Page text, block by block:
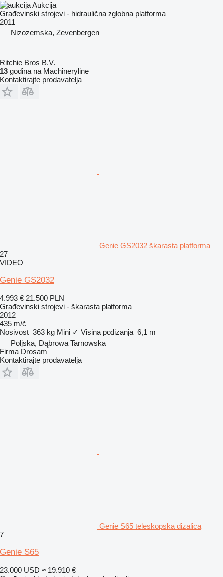
Aukcija
Građevinski strojevi - hidraulična zglobna platforma
2011
Nizozemska, Zevenbergen
Ritchie Bros B.V.
13 godina na Machineryline
Kontaktirajte prodavatelja
Genie GS2032 škarasta platforma
27
VIDEO
Genie GS2032
4.993 € 21.500 PLN
Građevinski strojevi - škarasta platforma
2012
435 m/č
Nosivost 363 kg Mini ✓ Visina podizanja 6,1 m
Poljska, Dąbrowa Tarnowska
Firma Drosam
Kontaktirajte prodavatelja
Genie S65 teleskopska dizalica
7
Genie S65
23.000 USD ≈ 19.910 €